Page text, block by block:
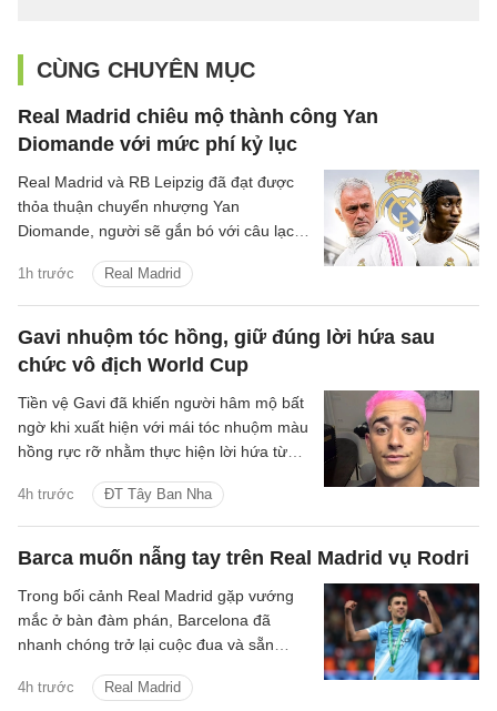
CÙNG CHUYÊN MỤC
Real Madrid chiêu mộ thành công Yan
Diomande với mức phí kỷ lục
1h trước Real Madrid
Real Madrid và RB Leipzig đã đạt được
thỏa thuận chuyển nhượng Yan
Diomande, người sẽ gắn bó với câu lạc
ngày 30 tháng 6 năm 2033.
Gavi nhuộm tóc hồng, giữ đúng lời hứa sau
chức vô địch World Cup
4h trước ĐT Tây Ban Nha
Tiền vệ Gavi đã khiến người hâm mộ bất
ngờ khi xuất hiện với mái tóc nhuộm màu
hồng rực rỡ nhằm thực hiện lời hứa từng
World Cup 2026.
Barca muốn nẫng tay trên Real Madrid vụ Rodri
4h trước Real Madrid
Trong bối cảnh Real Madrid gặp vướng
mắc ở bàn đàm phán, Barcelona đã
nhanh chóng trở lại cuộc đua và sẵn
vệ Rodri.